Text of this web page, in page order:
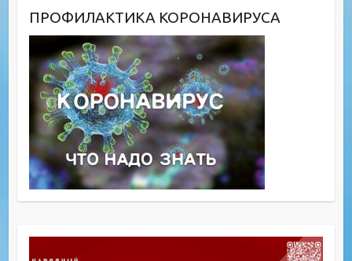
ПРОФИЛАКТИКА КОРОНАВИРУСА